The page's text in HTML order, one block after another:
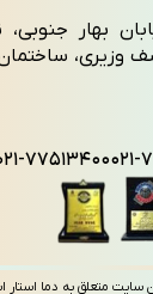
بهار
۰۲۱-